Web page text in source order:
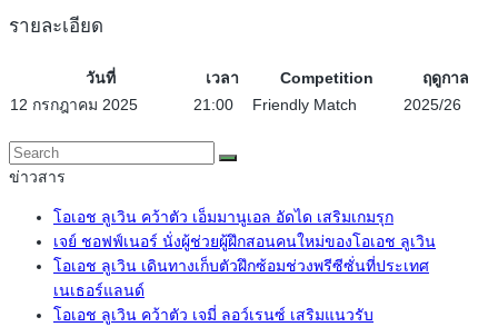
รายละเอียด
วันที่ เวลา Competition
ฤดูกาล
12 กรกฎาคม 2025
21:00 Friendly Match 2025/26
ข่าวสาร
โอเอช ลูเวิน คว้าตัว เอ็มมานูเอล อัดได เสริมเกมรุก
เจย์ ชอฟฟ์เนอร์ นั่งผู้ช่วยผู้ฝึกสอนคนใหม่ของโอเอช ลูเวิน
โอเอช ลูเวิน เดินทางเก็บตัวฝึกซ้อมช่วงพรีซีซั่นที่ประเทศ
เนเธอร์แลนด์
โอเอช ลูเวิน คว้าตัว เจมี่ ลอว์เรนซ์ เสริมแนวรับ